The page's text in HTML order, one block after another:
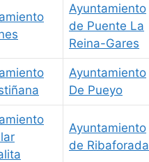
Ayuntamiento
de Puente La
Reina-Gares
Ayuntamiento
De Pueyo
Ayuntamiento
de Ribaforada